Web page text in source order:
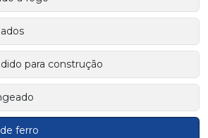
para construção
ferro